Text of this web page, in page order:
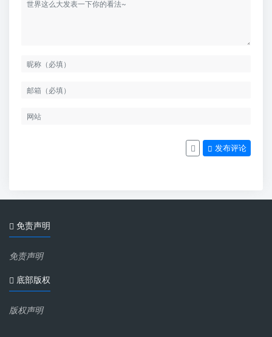
发布评论
免责声明
免责声明
底部版权
版权声明